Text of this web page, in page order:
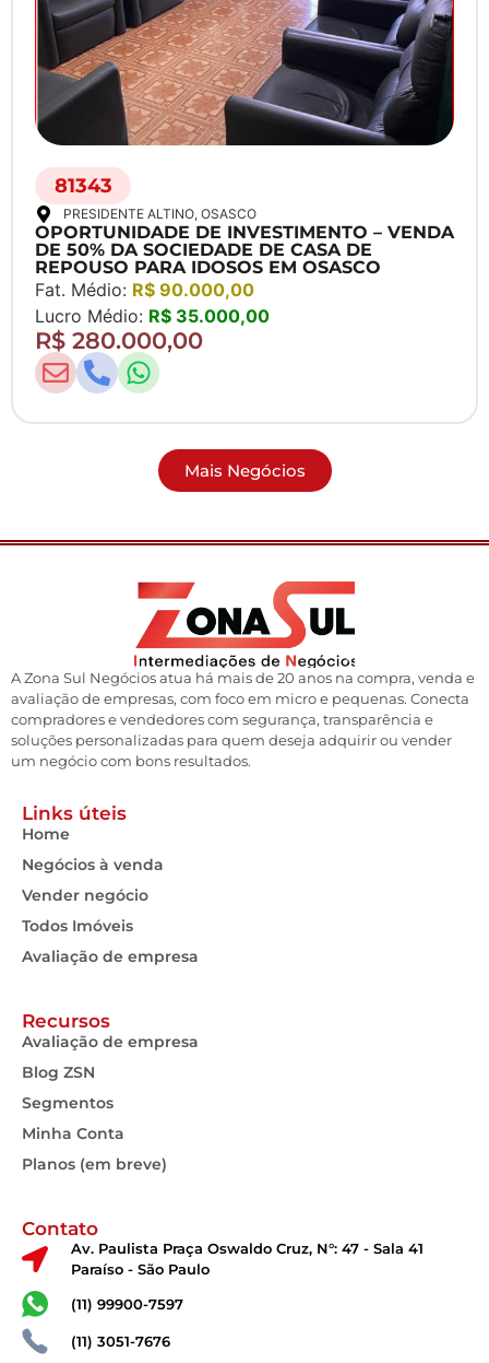
81343
PRESIDENTE ALTINO, OSASCO
OPORTUNIDADE DE INVESTIMENTO – VENDA
DE 50% DA SOCIEDADE DE CASA DE
REPOUSO PARA IDOSOS EM OSASCO
Fat. Médio: R$ 90.000,00
Lucro Médio: R$ 35.000,00
R$ 280.000,00
Mais Negócios
A Zona Sul Negócios atua há mais de 20 anos na compra, venda e
avaliação de empresas, com foco em micro e pequenas. Conecta
compradores e vendedores com segurança, transparência e
soluções personalizadas para quem deseja adquirir ou vender
um negócio com bons resultados.
Links úteis
Home
Negócios à venda
Vender negócio
Todos Imóveis
Avaliação de empresa
Recursos
Avaliação de empresa
Blog ZSN
Segmentos
Minha Conta
Planos (em breve)
Contato
Av. Paulista Praça Oswaldo Cruz, N°: 47 - Sala 41
Paraíso - São Paulo
(11) 99900-7597
(11) 3051-7676